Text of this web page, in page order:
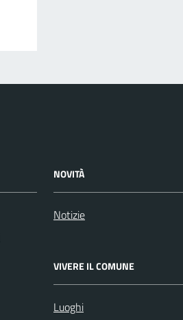
NOVITÀ
Notizie
VIVERE IL COMUNE
Luoghi